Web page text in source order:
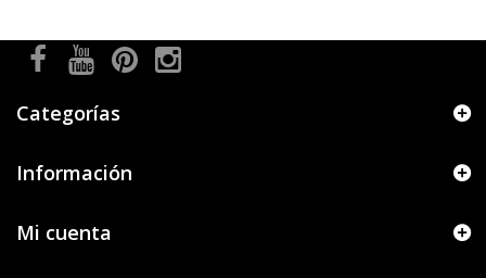
Categorías
Información
Mi cuenta